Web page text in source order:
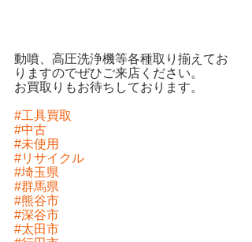
動噴、高圧洗浄機等各種取り揃えてお
りますのでぜひご来店ください。
お買取りもお待ちしております。
#工具買取
#中古
#未使用
#リサイクル
#埼玉県
#群馬県
#熊谷市
#深谷市
#太田市